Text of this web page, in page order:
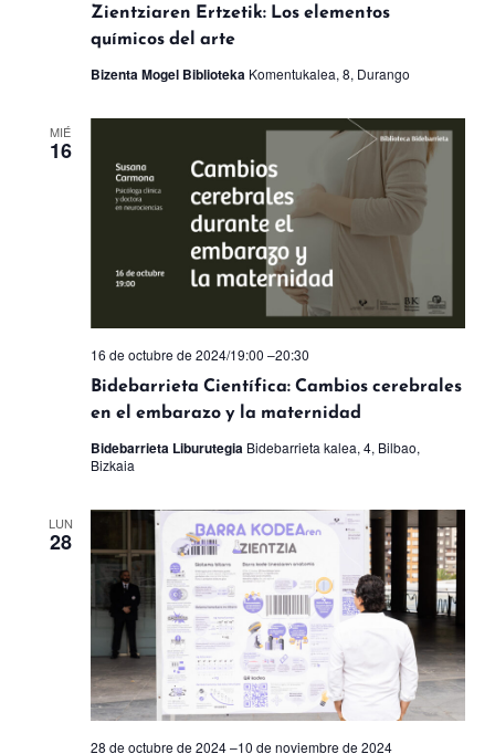
Zientziaren Ertzetik: Los elementos
químicos del arte
Bizenta Mogel Biblioteka Komentukalea, 8, Durango
MIÉ
16
16 de octubre de 2024/19:00 –20:30
Bidebarrieta Científica: Cambios cerebrales
en el embarazo y la maternidad
Bidebarrieta Liburutegia Bidebarrieta kalea, 4, Bilbao,
Bizkaia
LUN
28
28 de octubre de 2024–10 de noviembre de 2024